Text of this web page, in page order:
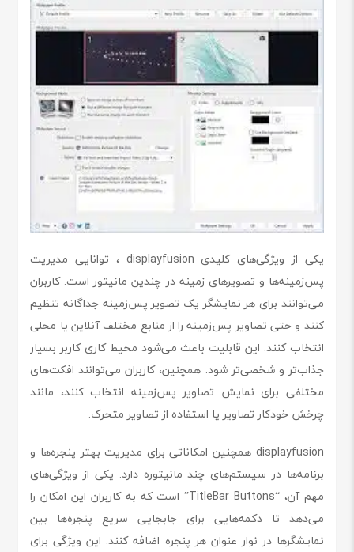
یکی از ویژگی‌های کلیدی displayfusion ، توانایی مدیریت
پس‌زمینه‌ها و تصویرهای زمینه در چندین مانیتور است. کاربران
می‌توانند برای هر نمایشگر یک تصویر پس‌زمینه جداگانه تنظیم
کنند و حتی تصاویر پس‌زمینه را از منابع مختلف آنلاین یا محلی
انتخاب کنند. این قابلیت باعث می‌شود محیط کاری کاربر بسیار
جذاب‌تر و شخصی‌تر شود. همچنین، کاربران می‌توانند افکت‌های
مختلفی برای نمایش تصاویر پس‌زمینه انتخاب کنند، مانند
چرخش خودکار تصاویر یا استفاده از تصاویر متحرک.
displayfusion همچنین امکاناتی برای مدیریت بهتر پنجره‌ها و
برنامه‌ها در سیستم‌های چند مانیتوره دارد. یکی از ویژگی‌های
مهم آن، “TitleBar Buttons” است که به کاربران این امکان را
می‌دهد تا دکمه‌هایی برای جابجایی سریع پنجره‌ها بین
نمایشگرها در نوار عنوان هر پنجره اضافه کنند. این ویژگی برای